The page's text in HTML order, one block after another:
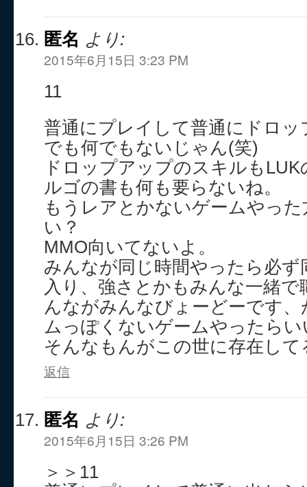
匿名 より:
2015年6月15日 3:23 PM
11
普通にプレイして普通にドロ
でも何でもないじゃん(笑)
ドロップアップのスキルも
ルゴの書も何も要らないね。
もうレアとかないゲームやっ
い？
MMO向いてないよ。
みんなが同じ時間やったら必
入り、強さとかもみんな一緒
んながみんなびょーどーです
ムっぽくないゲームやったらい
そんなもんがこの世に存在し
返信
匿名 より:
2015年6月15日 3:26 PM
＞＞11